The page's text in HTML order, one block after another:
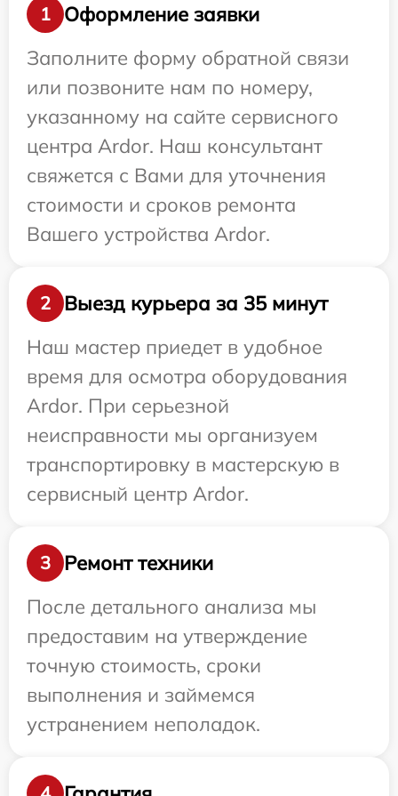
1
Оформление заявки
Заполните форму обратной связи
или позвоните нам по номеру,
указанному на сайте сервисного
центра Ardor. Наш консультант
свяжется с Вами для уточнения
стоимости и сроков ремонта
Вашего устройства Ardor.
2
Выезд курьера за 35 минут
Наш мастер приедет в удобное
время для осмотра оборудования
Ardor. При серьезной
неисправности мы организуем
транспортировку в мастерскую в
сервисный центр Ardor.
3
Ремонт техники
После детального анализа мы
предоставим на утверждение
точную стоимость, сроки
выполнения и займемся
устранением неполадок.